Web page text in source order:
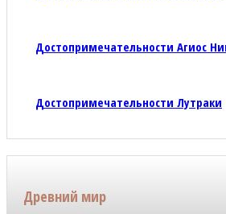
Достопримечательности Агиос
Достопримечательности Лутраки
Древний мир